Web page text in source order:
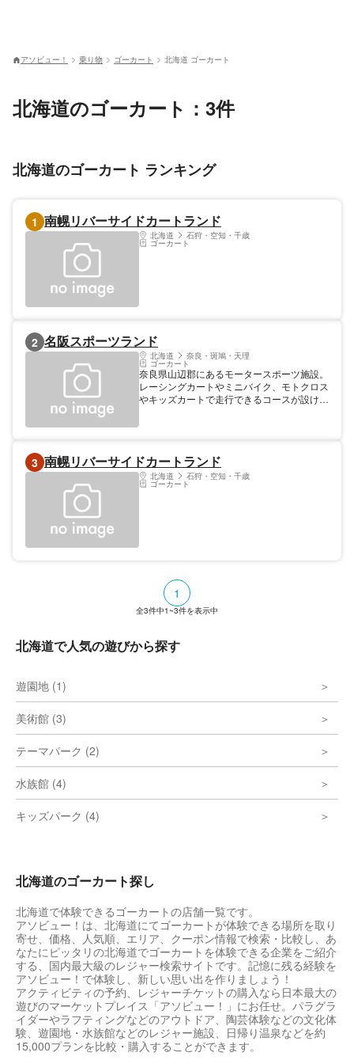
アソビュー！ 乗り物 ゴーカート 北海道 ゴーカート
北海道のゴーカート：3件
北海道のゴーカート ランキング
1 南幌リバーサイドカートランド
北海道 石狩・空知・千歳
ゴーカート
2 名阪スポーツランド
北海道 奈良・斑鳩・天理
ゴーカート
奈良県山辺郡にあるモータースポーツ施設。
レーシングカートやミニバイク、モトクロス
やキッズカートで走行できるコースが設けら
食を販売している食堂もある。
3 南幌リバーサイドカートランド
北海道 石狩・空知・千歳
ゴーカート
1
全3件中1~3件を表示中
北海道で人気の遊びから探す
遊園地 (1)
美術館 (3)
テーマパーク (2)
水族館 (4)
キッズパーク (4)
北海道のゴーカート探し
北海道で体験できるゴーカートの店舗一覧です。
アソビュー！は、北海道にてゴーカートが体験できる場所を取り
寄せ、価格、人気順、エリア、クーポン情報で検索・比較し、あ
なたにピッタリの北海道でゴーカートを体験できる企業をご紹介
する、国内最大級のレジャー検索サイトです。記憶に残る経験を
アソビュー！で体験し、新しい思い出を作りましょう！
アクティビティの予約、レジャーチケットの購入なら日本最大の
遊びのマーケットプレイス「アソビュー！」にお任せ。パラグラ
イダーやラフティングなどのアウトドア、陶芸体験などの文化体
験、遊園地・水族館などのレジャー施設、日帰り温泉などを約
15,000プランを比較・購入することができます。